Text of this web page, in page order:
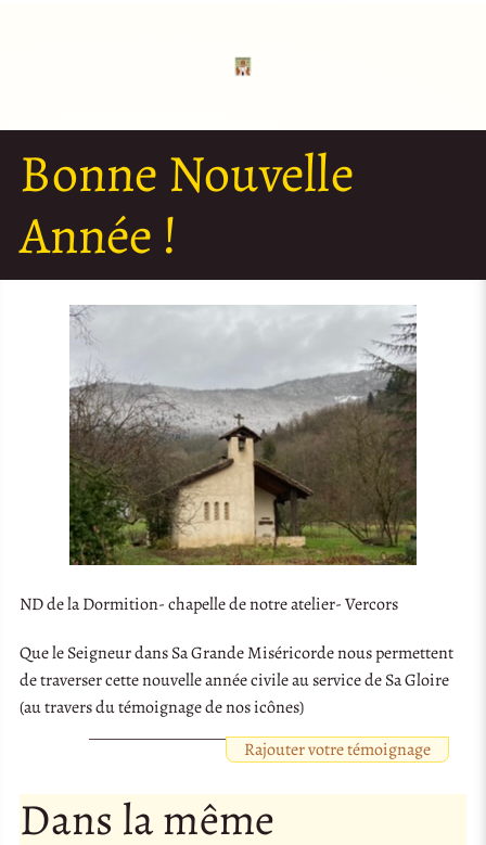
Bonne Nouvelle
Année !
ND de la Dormition- chapelle de notre atelier- Vercors
Que le Seigneur dans Sa Grande Miséricorde nous permettent
de traverser cette nouvelle année civile au service de Sa Gloire
(au travers du témoignage de nos icônes)
Rajouter votre témoignage
Dans la même